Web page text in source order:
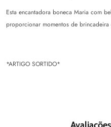
Esta encantadora boneca Maria com
proporcionar momentos de
*ARTIGO SORTIDO*